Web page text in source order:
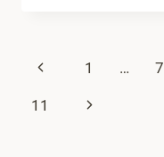
Nawigacja
strony
Poprzednia
strona
1 … 7
11
Następna